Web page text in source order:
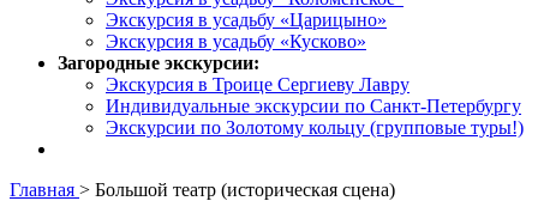
Экскурсия в усадьбу «Царицыно»
Экскурсия в усадьбу «Кусково»
Загородные экскурсии:
Экскурсия в Троице Сергиеву Лавру
Индивидуальные экскурсии по Санкт-Петербургу
Экскурсии по Золотому кольцу (групповые туры!)
Главная > Большой театр (историческая сцена)